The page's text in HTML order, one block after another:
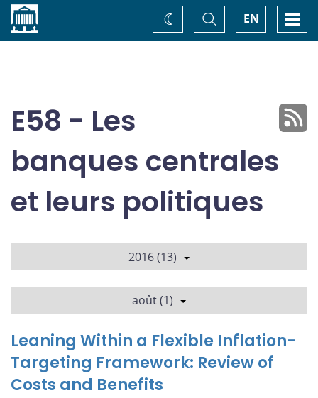
Accueil EN
Basculer
la
recherche
Changez
de
E58 - Les
banques centrales
et leurs politiques
2016 (13)
août (1)
Leaning Within a Flexible Inflation-
Targeting Framework: Review of
Costs and Benefits